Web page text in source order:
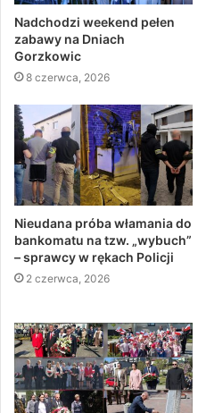
Nadchodzi weekend pełen
zabawy na Dniach
Gorzkowic
8 czerwca, 2026
Nieudana próba włamania do
bankomatu na tzw. „wybuch”
– sprawcy w rękach Policji
2 czerwca, 2026